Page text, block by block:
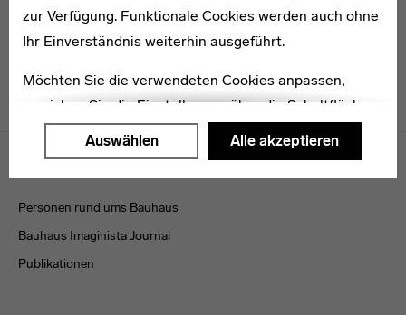
zur Verfügung. Funktionale Cookies werden auch ohne
Ihr Einverständnis weiterhin ausgeführt.
Möchten Sie die verwendeten Cookies anpassen,
erreichen Sie die Einstellungen über die Schaltfläche
"Auswählen".
Auswählen Alle akzeptieren
Menulinks
Personen rund ums Bauhaus
Bauhaus Imaginista Journal
Publikationen